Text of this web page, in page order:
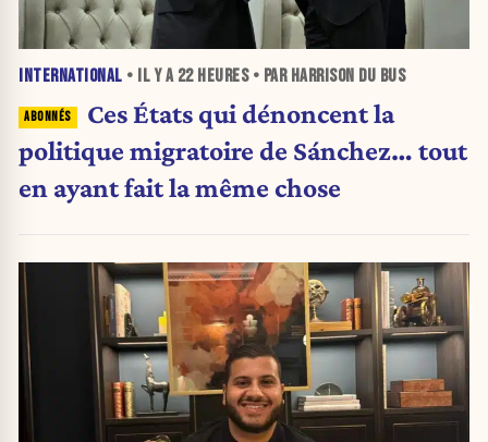
INTERNATIONAL • IL Y A 22 HEURES• PAR HARRISON DU BUS
Ces États qui dénoncent la
politique migratoire de Sánchez… tout
en ayant fait la même chose